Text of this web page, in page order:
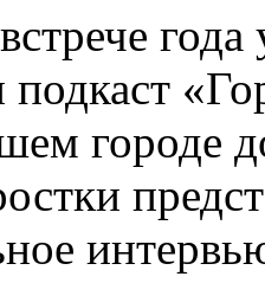
подкаст
городе